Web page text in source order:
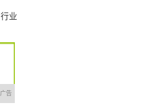
行业
广告